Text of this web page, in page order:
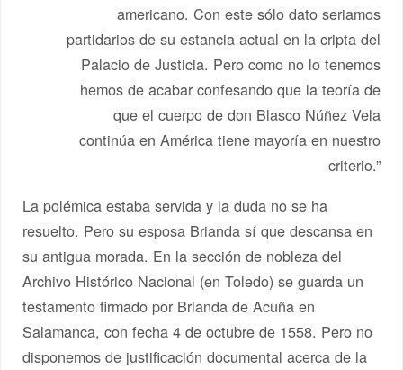
americano. Con este sólo dato seriamos
partidarios de su estancia actual en la cripta del
Palacio de Justicia. Pero como no lo tenemos
hemos de acabar confesando que la teoría de
que el cuerpo de don Blasco Núñez Vela
continúa en América tiene mayoría en nuestro
criterio.”
La polémica estaba servida y la duda no se ha
resuelto. Pero su esposa Brianda sí que descansa en
su antigua morada. En la sección de nobleza del
Archivo Histórico Nacional (en Toledo) se guarda un
testamento firmado por Brianda de Acuña en
Salamanca, con fecha 4 de octubre de 1558. Pero no
disponemos de justificación documental acerca de la